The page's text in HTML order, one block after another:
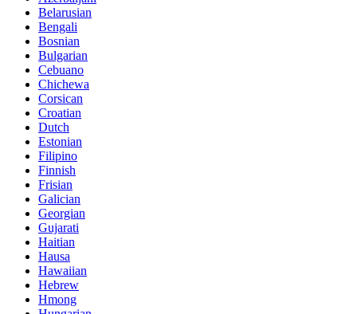
Belarusian
Bengali
Bosnian
Bulgarian
Cebuano
Chichewa
Corsican
Croatian
Dutch
Estonian
Filipino
Finnish
Frisian
Galician
Georgian
Gujarati
Haitian
Hausa
Hawaiian
Hebrew
Hmong